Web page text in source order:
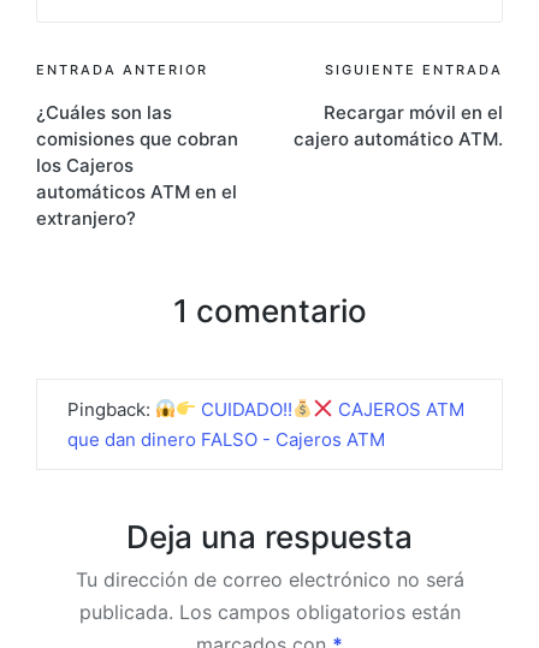
Navegación
de
entradas
ENTRADA ANTERIOR
¿Cuáles son las
comisiones que cobran
los Cajeros
automáticos ATM en el
extranjero?
SIGUIENTE ENTRADA
Recargar móvil en el
cajero automático ATM.
1 comentario
Pingback: CUIDADO!!
CAJEROS ATM
que dan dinero FALSO - Cajeros ATM
Deja una respuesta
Tu dirección de correo electrónico no será
publicada. Los campos obligatorios están